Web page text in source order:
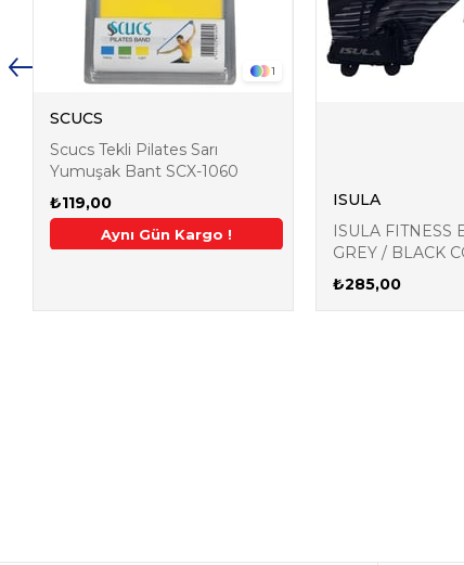
1
SCUCS
Scucs Tekli Pilates Sarı
Yumuşak Bant SCX-1060
₺119,00
Aynı Gün Kargo ! 2. Üründe Ek %5
ISULA
ISULA FITNESS
GREY / BLACK
011
₺285,00